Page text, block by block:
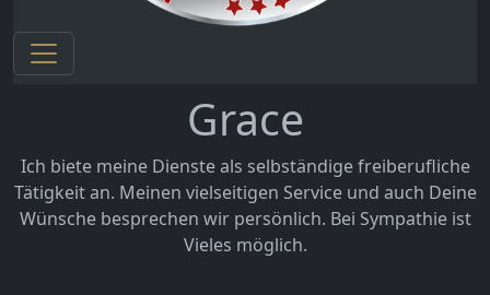
Grace
Ich biete meine Dienste als selbständige freiberufliche
Tätigkeit an. Meinen vielseitigen Service und auch Deine
Wünsche besprechen wir persönlich. Bei Sympathie ist
Vieles möglich.